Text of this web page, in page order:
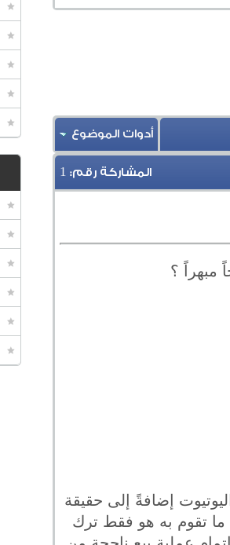
أدوات الموضوع
المشاركة رقم: 1
مبهراً ؟
إضافةً إلى حقيقة
ما تقوم به هو فقط ترك